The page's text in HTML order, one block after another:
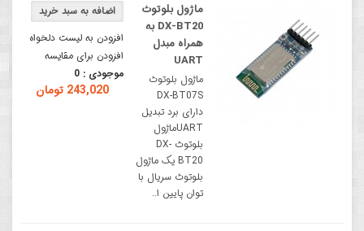
افزودن به لیست دلخواه
افزودن برای مقایسه
موجودی : 0
243,020 تومان
ماژول بلوتوث
DX-BT20 به
همراه مبدل
UART
ماژول بلوتوث
DX-BT07S
دارای برد تبدیل
UARTماژول
بلوتوث DX-
BT20 یک ماژول
بلوتوث سریال با
توان پایین ا..